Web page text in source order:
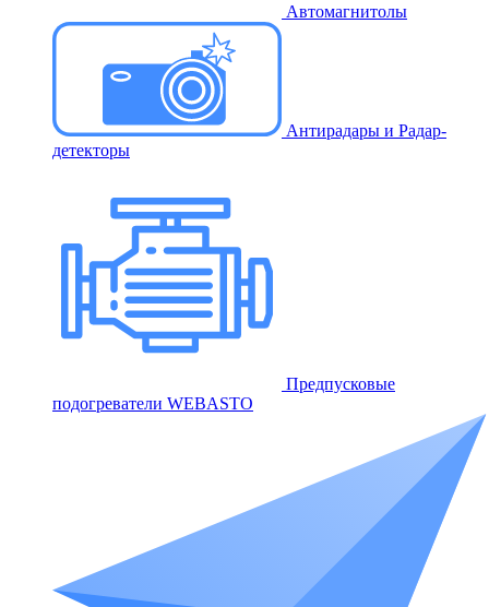
Автомагнитолы
Антирадары и Радар-
детекторы
Предпусковые
подогреватели WEBASTO